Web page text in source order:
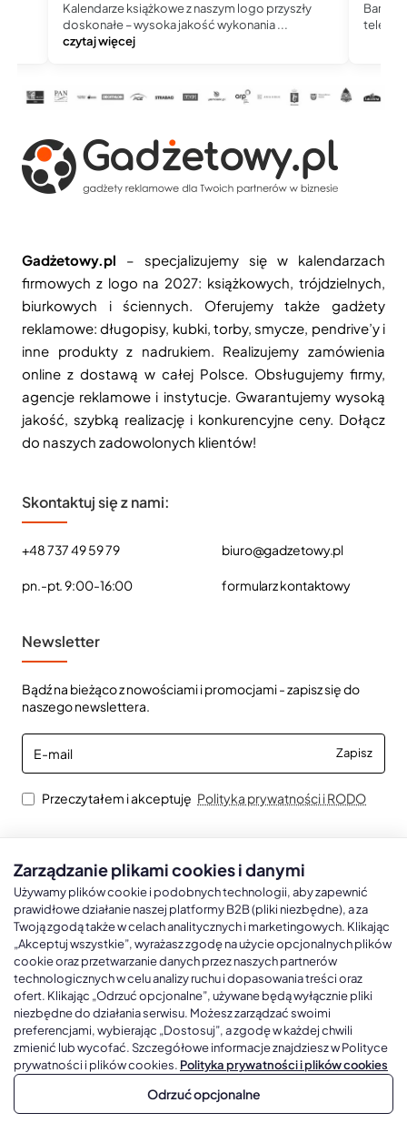
Kalendarze książkowe z naszym logo przyszły
doskonałe – wysoka jakość wykonania ...
czytaj więcej
Bardzo
Gadżetowy.pl – specjalizujemy się w kalendarzach
firmowych z logo na 2027: książkowych, trójdzielnych,
biurkowych i ściennych. Oferujemy także gadżety
reklamowe: długopisy, kubki, torby, smycze, pendrive’y i
inne produkty z nadrukiem. Realizujemy zamówienia
online z dostawą w całej Polsce. Obsługujemy firmy,
agencje reklamowe i instytucje. Gwarantujemy wysoką
jakość, szybką realizację i konkurencyjne ceny. Dołącz
do naszych zadowolonych klientów!
Skontaktuj się z nami:
+48 737 49 59 79
pn.-pt. 9:00-16:00
biuro@gadzetowy.pl
formularz kontaktowy
Newsletter
Bądź na bieżąco z nowościami i promocjami - zapisz się do
naszego newslettera.
E-
mail
Zapisz
Przeczytałem i akceptuję Polityka prywatności i RODO
Kalendarze książkowe A5
Kalendarze książkowe A4
Kalendarze książkowe B5
Kalendarze książkowe A6 i B6
Kalendarze książkowe z własną oprawą
Kalendarze Ścienne
Kalendarze trójdzielne
Kalendarze jednodzielne
Kalendarze czterodzielne
Kalendarze Wieloplanszowe
Kalendarze Wielopanszowe, Plakatowe
Zarządzanie plikami cookies i danymi
Używamy plików cookie i podobnych technologii, aby zapewnić
prawidłowe działanie naszej platformy B2B (pliki niezbędne), a za
Twoją zgodą także w celach analitycznych i marketingowych. Klikając
„Akceptuj wszystkie”, wyrażasz zgodę na użycie opcjonalnych plików
cookie oraz przetwarzanie danych przez naszych partnerów
technologicznych w celu analizy ruchu i dopasowania treści oraz
ofert. Klikając „Odrzuć opcjonalne”, używane będą wyłącznie pliki
niezbędne do działania serwisu. Możesz zarządzać swoimi
preferencjami, wybierając „Dostosuj”, a zgodę w każdej chwili
zmienić lub wycofać. Szczegółowe informacje znajdziesz w Polityce
prywatności i plików cookies. Polityka prywatności i plików cookies
Odrzuć opcjonalne